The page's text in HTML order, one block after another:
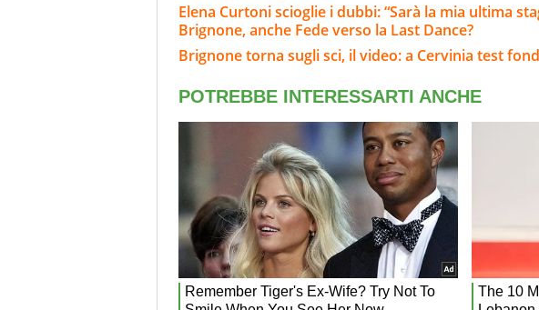
Elena Curtoni scioglie i dubbi: “Sarà la mia ultima
Brignone, anche Fede verso la Last Dance?
Brignone torna sugli sci, il video: a Cervinia test